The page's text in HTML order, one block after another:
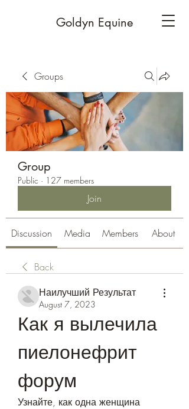
Goldyn Equine
Groups
Group
Public · 127 members
Join
Discussion Media Members About
Back
Наилучший Результат
August 7, 2023
Как я вылечила
пиелонефрит
форум
Узнайте, как одна женщина